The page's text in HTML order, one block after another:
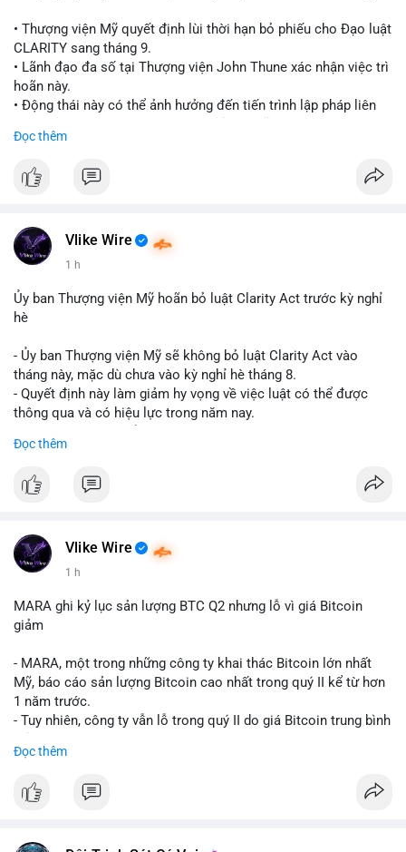
• Thượng viện Mỹ quyết định lùi thời hạn bỏ phiếu cho Đạo luật
CLARITY sang tháng 9.
• Lãnh đạo đa số tại Thượng viện John Thune xác nhận việc trì
hoãn này.
• Động thái này có thể ảnh hưởng đến tiến trình lập pháp liên
📰 Nguồn: Cointelegraph
Đọc thêm
Vlike Wire
1 h
Ủy ban Thượng viện Mỹ hoãn bỏ luật Clarity Act trước kỳ nghỉ
hè
- Ủy ban Thượng viện Mỹ sẽ không bỏ luật Clarity Act vào
tháng này, mặc dù chưa vào kỳ nghỉ hè tháng 8.
- Quyết định này làm giảm hy vọng về việc luật có thể được
thông qua và có hiệu lực trong năm nay.
mục chứng chỉ cho tài sản số tại Mỹ.
và phát triển thị trường crypto tại Mỹ.
#vlikevn #titanbot
📰 Nguồn: CoinDesk
Đọc thêm
Vlike Wire
1 h
MARA ghi kỷ lục sản lượng BTC Q2 nhưng lỗ vì giá Bitcoin
giảm
- MARA, một trong những công ty khai thác Bitcoin lớn nhất
Mỹ, báo cáo sản lượng Bitcoin cao nhất trong quý II kể từ hơn
1 năm trước.
- Tuy nhiên, công ty vẫn lỗ trong quý II do giá Bitcoin trung bình
- Sự tăng sản lượng không đủ bù đắp cho sự suy giảm giá trị
Đọc thêm